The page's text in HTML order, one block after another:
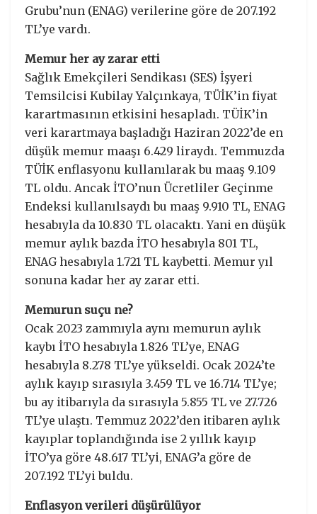
Grubu’nun (ENAG) verilerine göre de 207.192
TL’ye vardı.
Memur her ay zarar etti
Sağlık Emekçileri Sendikası (SES) İşyeri
Temsilcisi Kubilay Yalçınkaya, TÜİK’in fiyat
karartmasının etkisini hesapladı. TÜİK’in
veri karartmaya başladığı Haziran 2022’de en
düşük memur maaşı 6.429 liraydı. Temmuzda
TÜİK enflasyonu kullanılarak bu maaş 9.109
TL oldu. Ancak İTO’nun Ücretliler Geçinme
Endeksi kullanılsaydı bu maaş 9.910 TL, ENAG
hesabıyla da 10.830 TL olacaktı. Yani en düşük
memur aylık bazda İTO hesabıyla 801 TL,
ENAG hesabıyla 1.721 TL kaybetti. Memur yıl
sonuna kadar her ay zarar etti.
Memurun suçu ne?
Ocak 2023 zammıyla aynı memurun aylık
kaybı İTO hesabıyla 1.826 TL’ye, ENAG
hesabıyla 8.278 TL’ye yükseldi. Ocak 2024’te
aylık kayıp sırasıyla 3.459 TL ve 16.714 TL’ye;
bu ay itibarıyla da sırasıyla 5.855 TL ve 27.726
TL’ye ulaştı. Temmuz 2022’den itibaren aylık
kayıplar toplandığında ise 2 yıllık kayıp
İTO’ya göre 48.617 TL’yi, ENAG’a göre de
207.192 TL’yi buldu.
Enflasyon verileri düşürülüyor